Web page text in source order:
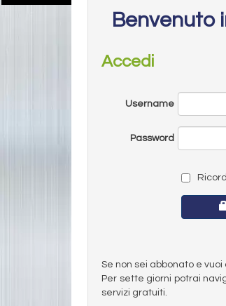
Benvenuto
Accedi
Username
Password
Se non sei abbonato e
Per sette giorni potrai
servizi gratuiti.